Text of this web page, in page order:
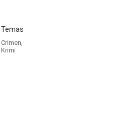
Temas
Crimen,
Krimi